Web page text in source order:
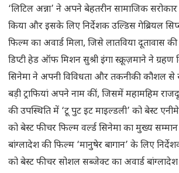
‘लिटिल अन्ना’ ने अपने बेहतरीन सामाजिक
किया और इसके लिए निर्देशक उल्डिस गेब्रियल
फिल्म का अवार्ड मिला, जिसे लातविया दूतावास
डिप्टी हेड ऑफ मिशन सुश्री इंगा स्क्रूज़माने ने ग्रहण
सिनेमा ने अपनी विविधता और तकनीकी कौशल से
बड़ी ट्राफियां अपने नाम कीं, जिसमें महामहिम
की उपस्थिति में ‘टू पुट इट माइल्डली’ को बेस्ट
को बेस्ट फीचर फिल्म वर्ल्ड सिनेमा का मुख्य सम्मान
बांग्लादेश की फिल्म ‘मानुषेर बागान’ के लिए
को बेस्ट फीचर सोशल सब्जेक्ट का अवार्ड